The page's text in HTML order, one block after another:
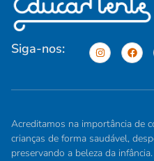
Siga-nos:
Acreditamos na importância de
crianças de forma saudável,
preservando a beleza da infância.